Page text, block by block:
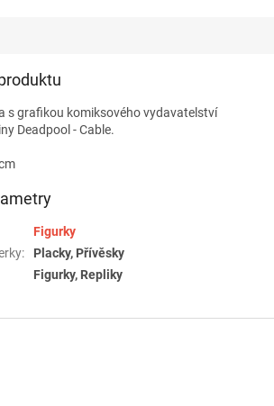
s grafikou komiksového vydavatelství
Deadpool - Cable.
Figurky
:
Placky, Přívěsky
Figurky, Repliky